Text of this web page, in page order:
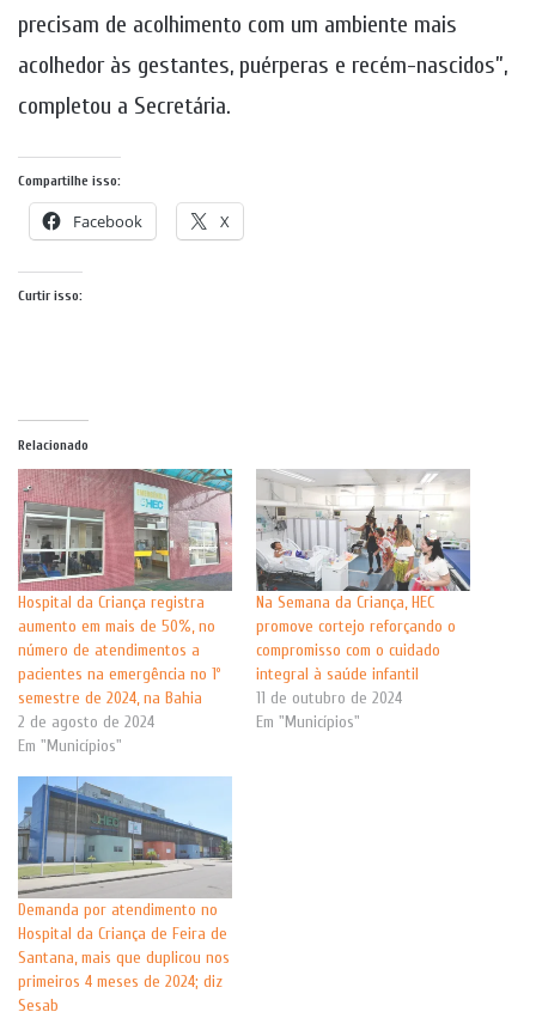
precisam de acolhimento com um ambiente mais
acolhedor às gestantes, puérperas e recém-nascidos”,
completou a Secretária.
Compartilhe isso:
Facebook X
Curtir isso:
Relacionado
Hospital da Criança registra
aumento em mais de 50%, no
número de atendimentos a
pacientes na emergência no 1º
semestre de 2024, na Bahia
2 de agosto de 2024
Em "Municípios"
Na Semana da Criança, HEC
promove cortejo reforçando o
compromisso com o cuidado
integral à saúde infantil
11 de outubro de 2024
Em "Municípios"
Demanda por atendimento no
Hospital da Criança de Feira de
Santana, mais que duplicou nos
primeiros 4 meses de 2024; diz
Sesab